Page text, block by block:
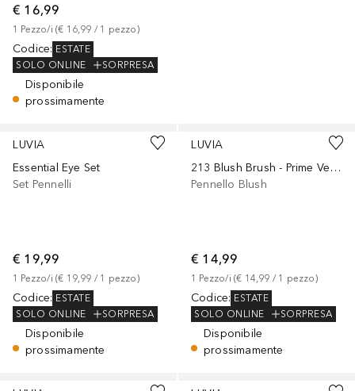
€ 16,99
1 Pezzo/i (€ 16,99 / 1 pezzo)
Codice: ESTATE
SOLO ONLINE
SORPRESA
Disponibile
prossimamente
LUVIA
Essential Eye Set
Set Pennelli
€ 19,99
1 Pezzo/i (€ 19,99 / 1 pezzo)
Codice: ESTATE
SOLO ONLINE
SORPRESA
Disponibile
prossimamente
LUVIA
213 Blush Brush - Prime Vegan Elegance
Pennello Blush
€ 14,99
1 Pezzo/i (€ 14,99 / 1 pezzo)
Codice: ESTATE
SOLO ONLINE
SORPRESA
Disponibile
prossimamente